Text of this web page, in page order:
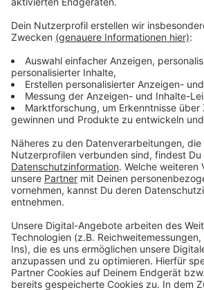
Wir benötigen Ihre
Zustimmung, um den
Video-Service zu
Wir verwenden einen
Drittanbieters, um
einzubetten. Dieser
Daten zu Ihren
sammeln. Bitte lesen
Details durch und
Nutzung des Service zu,
Mehr Informationen
Akzeptieren
Antenne Düsseldorf Reporter testet
in Corona-Zeiten